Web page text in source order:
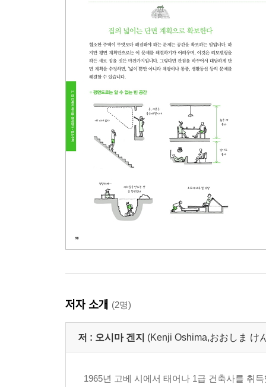
옷방에도 통풍과 채광을
대용량을 깔끔하게 정리하는 벽면 수납
세면실의 수납장은 한 짝의 미닫이문으로
바닥이 높은 작은 방의 서랍식 수납공간
책장은 부드러운 곡선으로
5장 세세한 부분을 빈틈없이
현관 마루귀틀이 만들어내는 집의 얼굴
미닫이문은 열렸을 때 진가를 발휘한다
큰 창문에는 미닫이가 어울린다
마감을 하지 않는 천장의 매력
벤치는 여유롭게 시간을 즐기는 곳
사람과 집을 빛나게 하는 거울의 매력
반걸음 나아간 아이디어가 돋보이는 난간
간단하게 만드는 세계에서 하나뿐인 철물
모르타르는 굳기 전에 즐겨라
숨어서 일하는 에어컨
가습기 정말로 필요할까요
저자 소개 (2명)
저 : 오시마 겐지 (Kenji Oshima,おおしま け
1965년 고베 시에서 태어나 1급 건축사를 취